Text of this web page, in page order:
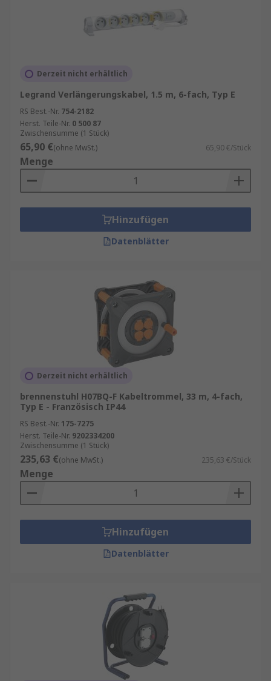
Derzeit nicht erhältlich
Legrand Verlängerungskabel, 1.5 m, 6-fach, Typ E
RS Best.-Nr. 754-2182
Herst. Teile-Nr. 0 500 87
Zwischensumme (1 Stück)
65,90 €(ohne MwSt.) 65,90 €/Stück
Menge
Hinzufügen
Datenblätter
Derzeit nicht erhältlich
brennenstuhl H07BQ-F Kabeltrommel, 33 m, 4-fach,
Typ E - Französisch IP44
RS Best.-Nr. 175-7275
Herst. Teile-Nr. 9202334200
Zwischensumme (1 Stück)
235,63 €(ohne MwSt.) 235,63 €/Stück
Menge
Hinzufügen
Datenblätter